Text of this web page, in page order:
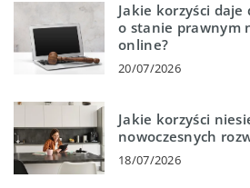
Jakie korzyści
o stanie prawnym
online?
20/07/2026
Jakie korzyści
nowoczesnych
18/07/2026